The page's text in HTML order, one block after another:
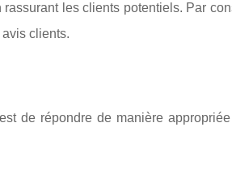
les clients potentiels. Par
clients.
de répondre de manière